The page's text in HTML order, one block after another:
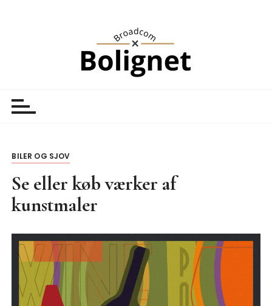
BILER OG SJOV
Se eller køb værker af
kunstmaler